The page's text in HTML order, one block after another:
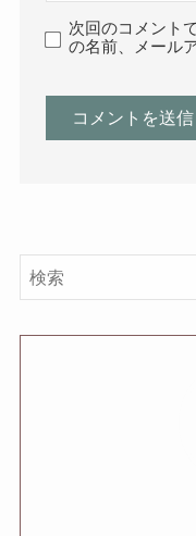
次回のコメント
の名前、メール